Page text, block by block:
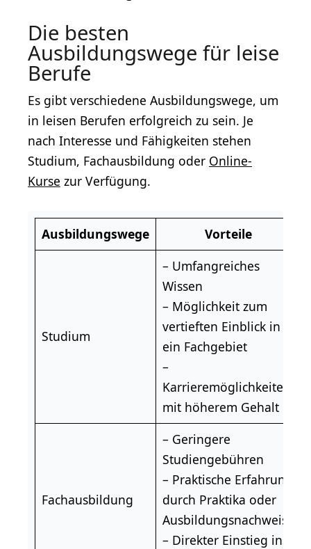
Die besten
Ausbildungswege für leise
Berufe
Es gibt verschiedene Ausbildungswege, um
in leisen Berufen erfolgreich zu sein. Je
nach Interesse und Fähigkeiten stehen
Studium, Fachausbildung oder Online-
Kurse zur Verfügung.
Ausbildungswege Vorteile
Studium
– Umfangreiches
Wissen
– Möglichkeit zum
vertieften Einblick in
ein Fachgebiet
–
Karrieremöglichkeiten
mit höherem Gehalt
Fachausbildung
– Geringere
Studiengebühren
– Praktische Erfahrung
durch Praktika oder
Ausbildungsnachweise
– Direkter Einstieg ins